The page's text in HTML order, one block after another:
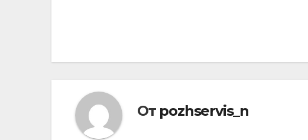
От pozhservis_n